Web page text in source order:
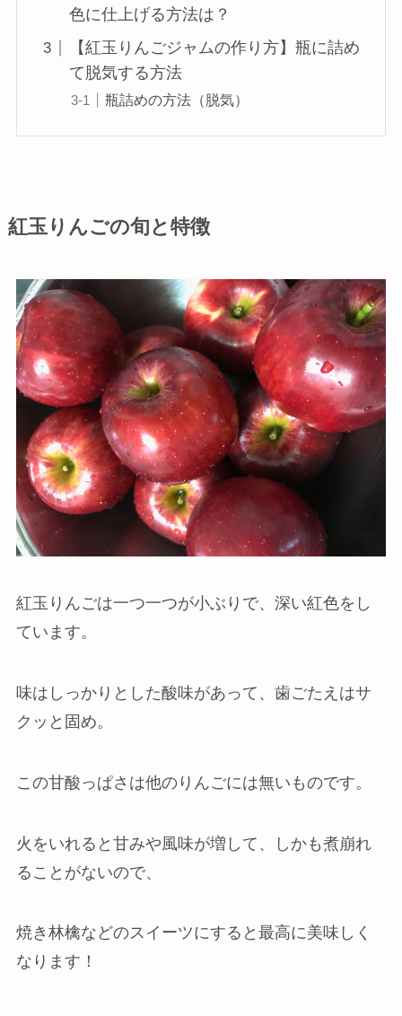
色に仕上げる方法は？
【紅玉りんごジャムの作り方】瓶に詰め
て脱気する方法
瓶詰めの方法（脱気）
紅玉りんごの旬と特徴
紅玉りんごは一つ一つが小ぶりで、深い紅色をし
ています。
味はしっかりとした酸味があって、歯ごたえはサ
クッと固め。
この甘酸っぱさは他のりんごには無いものです。
火をいれると甘みや風味が増して、しかも煮崩れ
ることがないので、
焼き林檎などのスイーツにすると最高に美味しく
なります！